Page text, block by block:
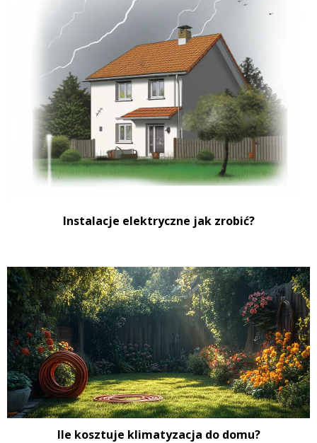
Instalacje elektryczne jak zrobić?
Ile kosztuje klimatyzacja do domu?